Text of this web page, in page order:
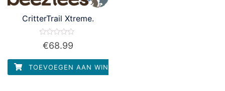
CritterTrail Xtreme.
Waardering
0
5
€68.99
TOEVOEGEN AAN WINKELWAGEN